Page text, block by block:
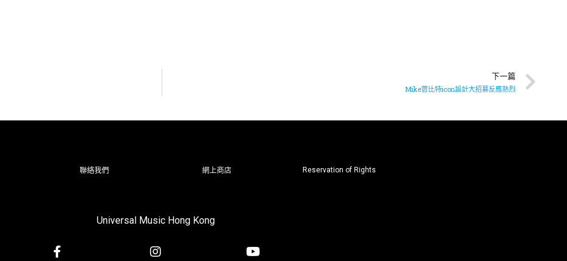
下一篇
Mike曾比特icon設計大招募反應熱烈
聯絡我們 網上商店 Reservation of Rights
Universal Music Hong Kong